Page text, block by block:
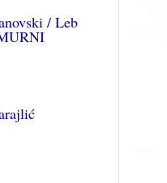
/ Leb